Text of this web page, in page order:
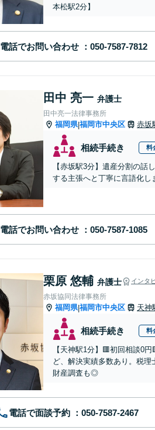
本松駅2分】
電話でお問い合わせ
田中 亮一 弁護士
田中亮一法律事務所
福岡県|福岡市中央区 赤坂
相続手続き 料
【赤坂駅3分】遺産分割の話
する主張へと丁寧に言語化し
電話でお問い合わせ
栗原 悠輔 弁護士 インタ
赤坂協同法律事務所
福岡県|福岡市中央区 天神
相続手続き 料
【天神駅1分】🟥初回相談0
ど、解決実績多数あり。税
財産調査も◎
電話で面談予約